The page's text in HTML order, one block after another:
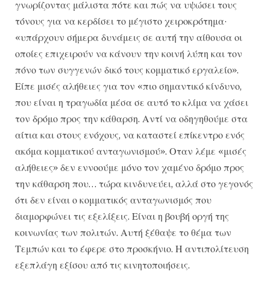
γνωρίζοντας μάλιστα πότε και πώς να υψώσει τους
τόνους για να κερδίσει το μέγιστο χειροκρότημα·
«υπάρχουν σήμερα δυνάμεις σε αυτή την αίθουσα οι
οποίες επιχειρούν να κάνουν την κοινή λύπη και τον
πόνο των συγγενών δικό τους κομματικό εργαλείο».
Είπε μισές αλήθειες για τον «πιο σημαντικό κίνδυνο,
που είναι η τραγωδία μέσα σε αυτό το κλίμα να χάσει
τον δρόμο προς την κάθαρση. Αντί να οδηγηθούμε στα
αίτια και στους ενόχους, να καταστεί επίκεντρο ενός
ακόμα κομματικού ανταγωνισμού». Οταν λέμε «μισές
αλήθειες» δεν εννοούμε μόνο τον χαμένο δρόμο προς
την κάθαρση που… τώρα κινδυνεύει, αλλά στο γεγονός
ότι δεν είναι ο κομματικός ανταγωνισμός που
διαμορφώνει τις εξελίξεις. Είναι η βουβή οργή της
κοινωνίας των πολιτών. Αυτή ξέθαψε το θέμα των
Τεμπών και το έφερε στο προσκήνιο. Η αντιπολίτευση
εξεπλάγη εξίσου από τις κινητοποιήσεις.